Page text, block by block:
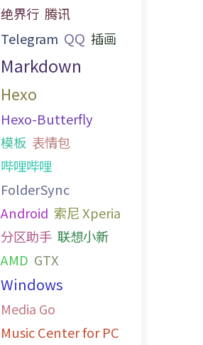
绝界行 腾讯
Telegram QQ 插画
Markdown
Hexo
Hexo-Butterfly
模板 表情包
哔哩哔哩
FolderSync
Android 索尼 Xperia
分区助手 联想小新
AMD GTX
Windows
Media Go
Music Center for PC